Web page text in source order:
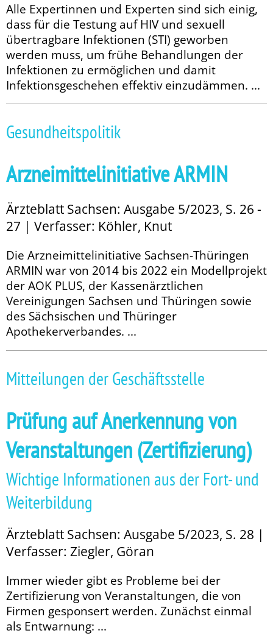
Alle Expertinnen und Experten sind sich einig,
dass für die Testung auf HIV und sexuell
übertragbare Infektionen (STI) geworben
werden muss, um frühe Behandlungen der
Infektionen zu er­­mög­lichen und damit
Infektionsgeschehen effektiv einzudämmen. ...
Gesundheitspolitik
Arzneimittelinitiative ARMIN
Ärzteblatt Sachsen: Ausgabe 5/2023, S. 26 -
27 | Verfasser: Köhler, Knut
Die Arzneimittelinitiative Sachsen-Thüringen
ARMIN war von 2014 bis 2022 ein Modellprojekt
der AOK PLUS, der Kassenärztlichen
Vereinigungen Sachsen und Thüringen sowie
des Sächsischen und Thüringer
Apothekerverbandes. ...
Mitteilungen der Geschäftsstelle
Prüfung auf Anerkennung von
Veranstaltungen (Zertifizierung)
Wichtige Informationen aus der Fort- und
Weiterbildung
Ärzteblatt Sachsen: Ausgabe 5/2023, S. 28 |
Verfasser: Ziegler, Göran
Immer wieder gibt es Probleme bei der
Zertifizierung von Veranstaltungen, die von
Firmen gesponsert werden. Zu­­nächst einmal
als Entwarnung: ...